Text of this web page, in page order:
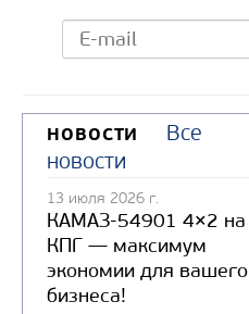
НОВОСТИ
Все
новости
13 июля 2026 г.
КАМАЗ-54901 4×2 на
КПГ — максимум
экономии для вашего
бизнеса!